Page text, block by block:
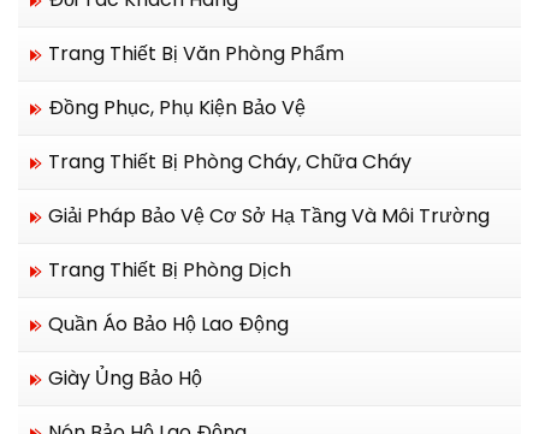
Trang Thiết Bị Văn Phòng Phẩm
Đồng Phục, Phụ Kiện Bảo Vệ
Trang Thiết Bị Phòng Cháy, Chữa Cháy
Giải Pháp Bảo Vệ Cơ Sở Hạ Tầng Và Môi Trường
Trang Thiết Bị Phòng Dịch
Quần Áo Bảo Hộ Lao Động
Giày Ủng Bảo Hộ